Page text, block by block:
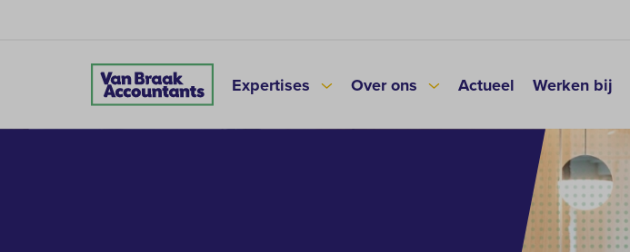
Expertises Over ons Actueel Werken bij